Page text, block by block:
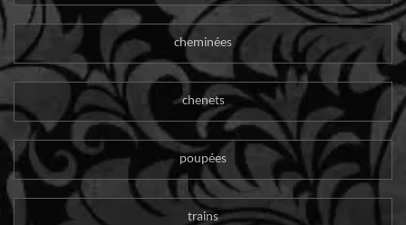
cheminées
chenets
poupées
trains